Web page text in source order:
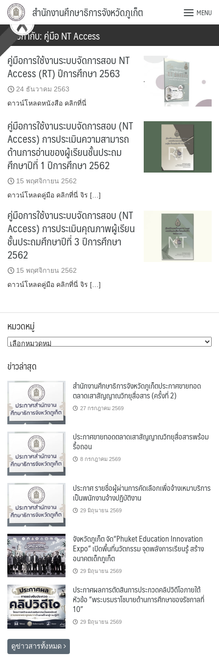
Skip
content
สำนักงานศึกษาธิการจังหวัดภูเก็ต MENU
ป้ายกำกับ:คู่มือ NT Access
คู่มือการใช้งานระบบจัดการสอบ NT
Access (RT) ปีการศึกษา 2563
24 ธันวาคม 2563
ดาวน์โหลดหนังสือ คลิกที่นี่
คู่มือการใช้งานระบบจัดการสอบ (NT
Access) การประเมินความสามารถ
ด้านการอ่านของผู้เรียนชั้นประถม
ศึกษาปีที่ 1 ปีการศึกษา 2562
15 พฤศจิกายน 2562
ดาวน์โหลดคู่มือ คลิกที่นี่ จิร […]
คู่มือการใช้งานระบบจัดการสอบ (NT
Access) การประเมินคุณภาพผู้เรียน
ชั้นประถมศึกษาปีที่ 3 ปีการศึกษา
2562
15 พฤศจิกายน 2562
ดาวน์โหลดคู่มือ คลิกที่นี่ จิร […]
หมวดหมู่
หมวด
ข่าวล่าสุด
สำนักงานศึกษาธิการจังหวัดภูเก็ตประกาศขายทอด
ตลาดเสาสัญญาณวิทยุสื่อสาร (ครั้งที่ 2)
27 กรกฎาคม 2569
ประกาศขายทอดตลาดเสาสัญญาณวิทยุสื่อสารพร้อม
รื้อถอน
8 กรกฎาคม 2569
ประกาศ รายชื่อผู้ผ่านการคัดเลือกเพื่อจ้างเหมาบริการ
เป็นพนักงานจ้างปฏิบัติงาน
29 มิถุนายน 2569
จังหวัดภูเก็ต จัด“Phuket Education Innovation
Expo” เปิดพื้นที่นวัตกรรม จุดพลังการเรียนรู้ สร้าง
อนาคตเด็กภูเก็ต
29 มิถุนายน 2569
ประกาศผลการตัดสินการประกวดคลิปวิดีโอภายใต้
หัวข้อ “พระบรมราโชบายด้านการศึกษาของรัชกาลที่
10”
29 มิถุนายน 2569
ดูข่าวสารทั้งหมด